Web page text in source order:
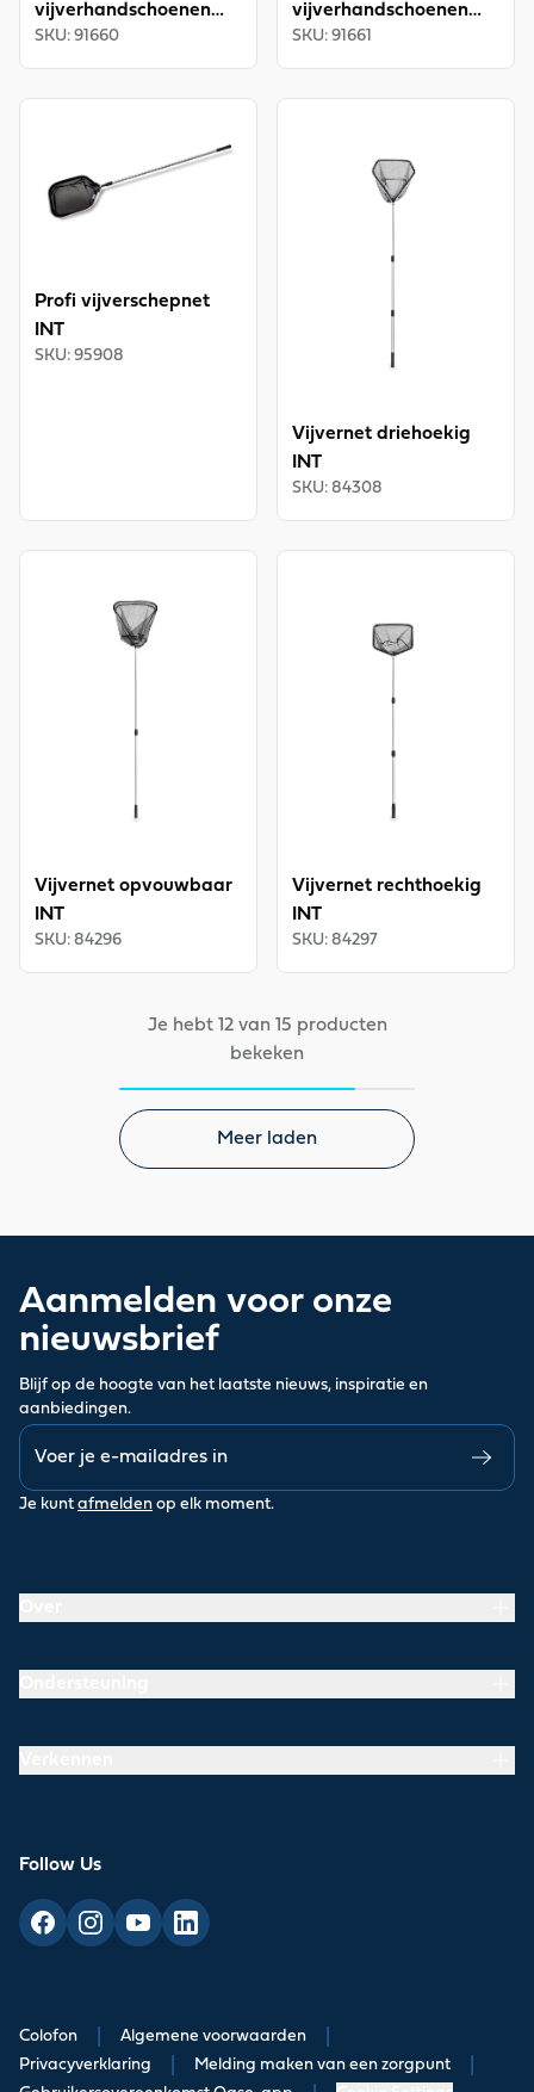
vijverhandschoenen
maat XL/10 INT
SKU: 91660
vijverhandschoenen
maat XXL/11 INT
SKU: 91661
Profi vijverschepnet
INT
SKU: 95908
Vijvernet driehoekig
INT
SKU: 84308
Vijvernet opvouwbaar
INT
SKU: 84296
Vijvernet rechthoekig
INT
SKU: 84297
Je hebt 12 van 15 producten
bekeken
Meer laden
Aanmelden voor onze
nieuwsbrief
Blijf op de hoogte van het laatste nieuws, inspiratie en
aanbiedingen.
Je kunt afmelden op elk moment.
Follow Us
Colofon Algemene voorwaarden
Privacyverklaring Melding maken van een zorgpunt